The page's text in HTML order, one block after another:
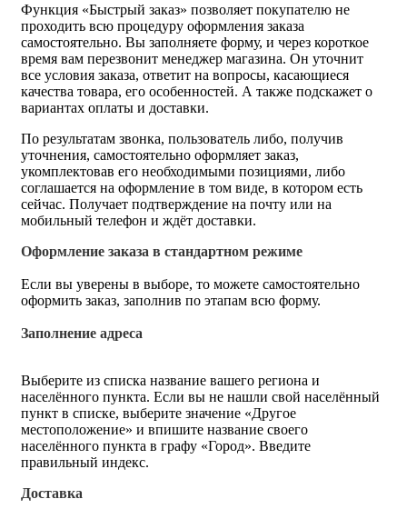
Функция «Быстрый заказ» позволяет покупателю не
проходить всю процедуру оформления заказа
самостоятельно. Вы заполняете форму, и через короткое
время вам перезвонит менеджер магазина. Он уточнит
все условия заказа, ответит на вопросы, касающиеся
качества товара, его особенностей. А также подскажет о
вариантах оплаты и доставки.
По результатам звонка, пользователь либо, получив
уточнения, самостоятельно оформляет заказ,
укомплектовав его необходимыми позициями, либо
соглашается на оформление в том виде, в котором есть
сейчас. Получает подтверждение на почту или на
мобильный телефон и ждёт доставки.
Оформление заказа в стандартном режиме
Если вы уверены в выборе, то можете самостоятельно
оформить заказ, заполнив по этапам всю форму.
Заполнение адреса
Выберите из списка название вашего региона и
населённого пункта. Если вы не нашли свой населённый
пункт в списке, выберите значение «Другое
местоположение» и впишите название своего
населённого пункта в графу «Город». Введите
правильный индекс.
Доставка